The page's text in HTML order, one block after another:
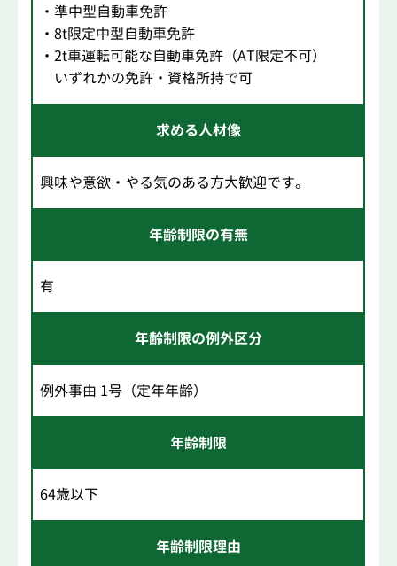
・準中型自動車免許
・8t限定中型自動車免許
・2t車運転可能な自動車免許（AT限定不可）
いずれかの免許・資格所持で可
求める人材像
興味や意欲・やる気のある方大歓迎です。
年齢制限の有無
有
年齢制限の例外区分
例外事由 1号（定年年齢）
年齢制限
64歳以下
年齢制限理由